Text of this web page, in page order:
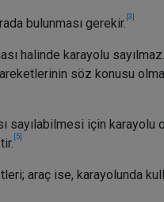
bulunması gerekir. [3]
halinde karayolu
söz konusu
sayılabilmesi için
[5]
araç ise, karayolunda